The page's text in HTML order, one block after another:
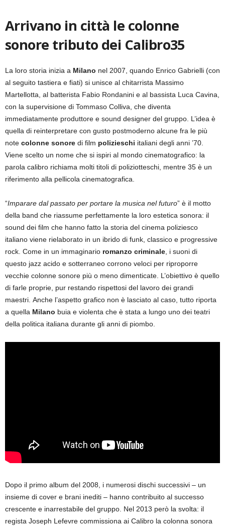
Arrivano in città le colonne
sonore tributo dei Calibro35
La loro storia inizia a Milano nel 2007, quando Enrico Gabrielli (con
al seguito tastiera e fiati) si unisce al chitarrista Massimo
Martellotta, al batterista Fabio Rondanini e al bassista Luca Cavina,
con la supervisione di Tommaso Colliva, che diventa
immediatamente produttore e sound designer del gruppo. L’idea è
quella di reinterpretare con gusto postmoderno alcune fra le più
note colonne sonore di film polizieschi italiani degli anni ’70.
Viene scelto un nome che si ispiri al mondo cinematografico: la
parola calibro richiama molti titoli di poliziotteschi, mentre 35 è un
riferimento alla pellicola cinematografica.
“Imparare dal passato per portare la musica nel futuro” è il motto
della band che riassume perfettamente la loro estetica sonora: il
sound dei film che hanno fatto la storia del cinema poliziesco
italiano viene rielaborato in un ibrido di funk, classico e progressive
rock. Come in un immaginario romanzo criminale, i suoni di
questo jazz acido e sotterraneo corrono veloci per riproporre
vecchie colonne sonore più o meno dimenticate. L’obiettivo è quello
di farle proprie, pur restando rispettosi del lavoro dei grandi
maestri. Anche l’aspetto grafico non è lasciato al caso, tutto riporta
a quella Milano buia e violenta che è stata a lungo uno dei teatri
della politica italiana durante gli anni di piombo.
Dopo il primo album del 2008, i numerosi dischi successivi – un
insieme di cover e brani inediti – hanno contribuito al successo
crescente e inarrestabile del gruppo. Nel 2013 però la svolta: il
regista Joseph Lefevre commissiona ai Calibro la colonna sonora